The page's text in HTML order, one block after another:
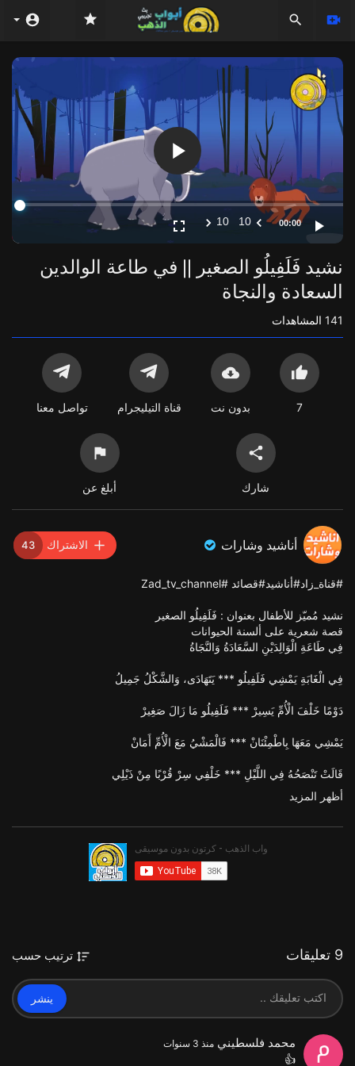
Video
Player
00:00
10
10
نشيد فَلَفِيلُو الصغير || في طاعة الوالدين
السعادة والنجاة
141 المشاهدات
7 بدون نت قناة التيليجرام تواصل معنا
شارك أبلغ عن
أناشيد وشارات الاشتراك 43
#قناة_زاد#أناشيد#قصائد #Zad_tv_channel
نشيد مُميّز للأطفال بعنوان : فَلَفِيلُو الصغير
قصة شعرية على ألسنة الحيوانات
فِي طَاعَةِ الْوَالِدَيْنِ السَّعَادَةُ وَالنَّجَاةُ
فِي الْغَابَةِ يَمْشِي فَلَفِيلُو *** يَتَهَادَى، وَالشَّكْلُ جَمِيلُ
دَوْمًا خَلْفَ الْأُمِّ يَسِيرْ *** فَلَفِيلُو مَا زَالَ صَغِيرْ
يَمْشِي مَعَهَا بِاطْمِئْنَانْ *** فَالْمَشْيُ مَعَ الْأُمِّ أَمَانْ
قَالَتْ تَنْصَحُهُ فِي اللَّيْلِ *** خَلْفِي سِرْ قُرْبًا مِنْ ذَيْلِي
هَزَّ الرَّأْسَ مَعَ الْخُرْطُومْ *** يَا أُمِّي قَوْلُكِ مَفْهُومْ
صَرَخَ الطِّفْلُ، وَنَادَى الْأُمْ *** فَالْتَفَتَتْ بِالْجِسْمِ الضَّخْمْ
يَا وَلَدِي لَا تَبْعُدْ عَنِّي *** يَا وَلَدِي لَا تَهْرُبْ مِنِّي
اعْلَمْ أَنَّ الْخَطَرَ قَرِيبْ *** إِذْ تَبْعُدُ عَنِّي، وَتَغِيبْ
أظهر المزيد
9 تعليقات ترتيب حسب
ينشر
محمد فلسطيني منذ 3 سنوات
👍